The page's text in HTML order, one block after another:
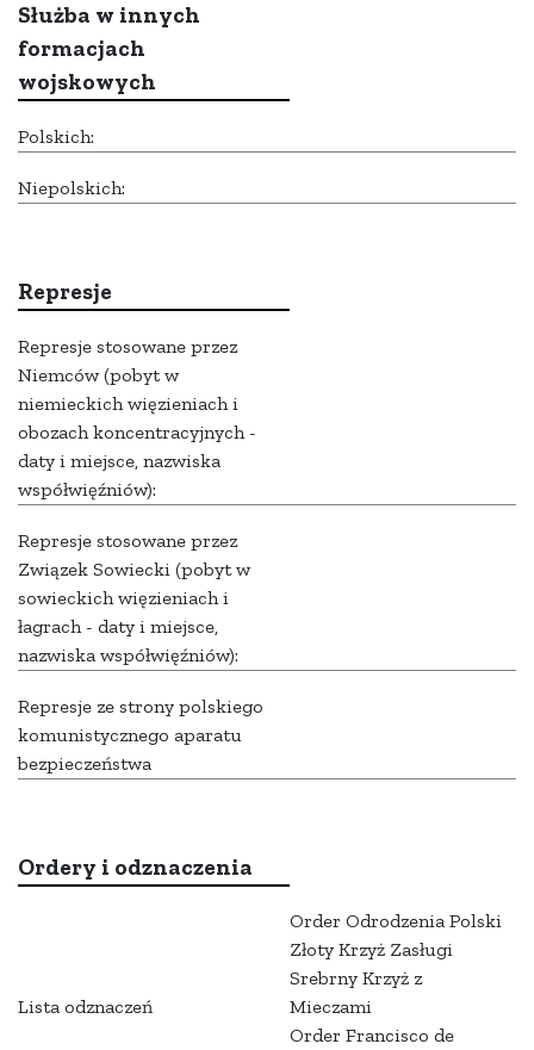
Służba w innych
formacjach
wojskowych
Polskich:
Niepolskich:
Represje
Represje stosowane przez
Niemców (pobyt w
niemieckich więzieniach i
obozach koncentracyjnych -
daty i miejsce, nazwiska
współwięźniów):
Represje stosowane przez
Związek Sowiecki (pobyt w
sowieckich więzieniach i
łagrach - daty i miejsce,
nazwiska współwięźniów):
Represje ze strony polskiego
komunistycznego aparatu
bezpieczeństwa
Ordery i odznaczenia
Lista odznaczeń
Order Odrodzenia Polski
Złoty Krzyż Zasługi
Srebrny Krzyż z
Mieczami
Order Francisco de